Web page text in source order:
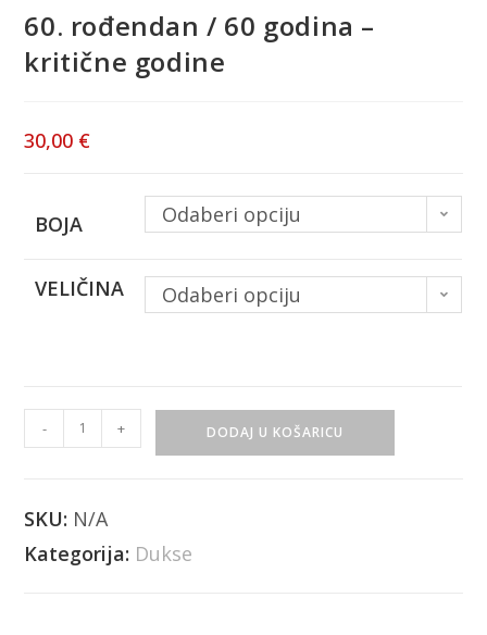
60. rođendan / 60 godina –
kritične godine
30,00 €
BOJA Odaberi opciju
VELIČINA Odaberi opciju
- + DODAJ U KOŠARICU
SKU: N/A
Kategorija: Dukse